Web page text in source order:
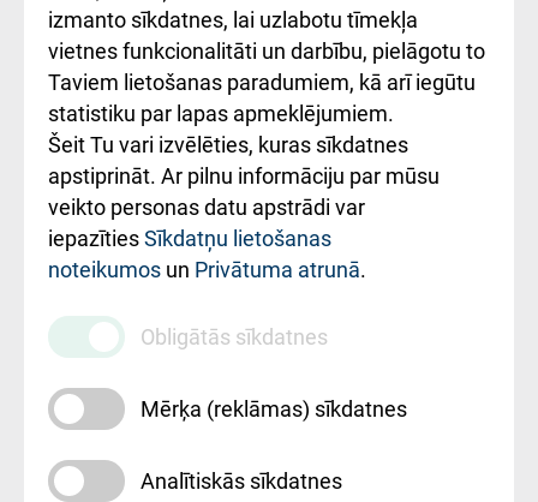
Kā pie mums nokļūt
Rēķinu apmaksas
ceļvedis
Rekvizīti un
ārstniecības
iestādes kods
010000234
Maksas
pakalpojumu
cenrādis
izmanto sīkdatnes, lai uzlabotu tīmekļa
vietnes funkcionalitāti un darbību, pielāgotu to
Taviem lietošanas paradumiem, kā arī iegūtu
statistiku par lapas apmeklējumiem.
Šeit Tu vari izvēlēties, kuras sīkdatnes
apstiprināt. Ar pilnu informāciju par mūsu
veikto personas datu apstrādi var
iepazītiesSīkdatņu lietošanas
noteikumos un Privātuma atrunā.
Obligātās sīkdatnes
Mērķa (reklāmas) sīkdatnes
Analītiskās sīkdatnes